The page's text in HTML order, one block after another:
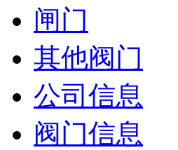
闸门
其他阀门
公司信息
阀门信息